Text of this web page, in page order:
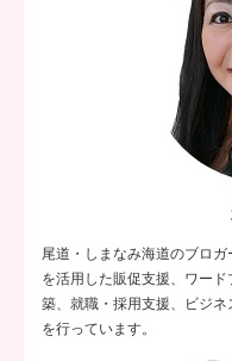
尾道・しまなみ海道のブロ
を活用した販促支援、ワー
築、就職・採用支援、ビジ
を行っています。